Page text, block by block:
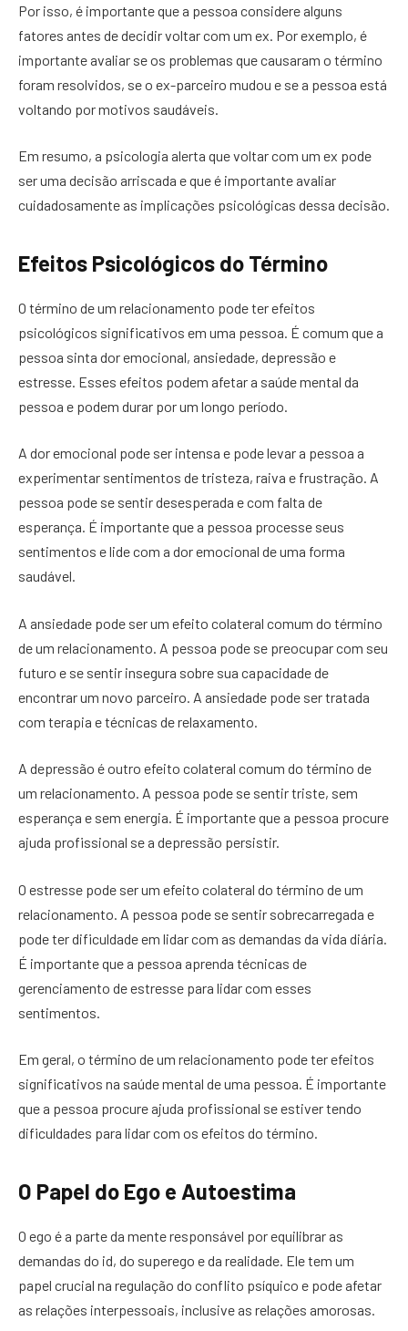
Por isso, é importante que a pessoa considere alguns
fatores antes de decidir voltar com um ex. Por exemplo, é
importante avaliar se os problemas que causaram o término
foram resolvidos, se o ex-parceiro mudou e se a pessoa está
voltando por motivos saudáveis.
Em resumo, a psicologia alerta que voltar com um ex pode
ser uma decisão arriscada e que é importante avaliar
cuidadosamente as implicações psicológicas dessa decisão.
Efeitos Psicológicos do Término
O término de um relacionamento pode ter efeitos
psicológicos significativos em uma pessoa. É comum que a
pessoa sinta dor emocional, ansiedade, depressão e
estresse. Esses efeitos podem afetar a saúde mental da
pessoa e podem durar por um longo período.
A dor emocional pode ser intensa e pode levar a pessoa a
experimentar sentimentos de tristeza, raiva e frustração. A
pessoa pode se sentir desesperada e com falta de
esperança. É importante que a pessoa processe seus
sentimentos e lide com a dor emocional de uma forma
saudável.
A ansiedade pode ser um efeito colateral comum do término
de um relacionamento. A pessoa pode se preocupar com seu
futuro e se sentir insegura sobre sua capacidade de
encontrar um novo parceiro. A ansiedade pode ser tratada
com terapia e técnicas de relaxamento.
A depressão é outro efeito colateral comum do término de
um relacionamento. A pessoa pode se sentir triste, sem
esperança e sem energia. É importante que a pessoa procure
ajuda profissional se a depressão persistir.
O estresse pode ser um efeito colateral do término de um
relacionamento. A pessoa pode se sentir sobrecarregada e
pode ter dificuldade em lidar com as demandas da vida diária.
É importante que a pessoa aprenda técnicas de
gerenciamento de estresse para lidar com esses
sentimentos.
Em geral, o término de um relacionamento pode ter efeitos
significativos na saúde mental de uma pessoa. É importante
que a pessoa procure ajuda profissional se estiver tendo
dificuldades para lidar com os efeitos do término.
O Papel do Ego e Autoestima
O ego é a parte da mente responsável por equilibrar as
demandas do id, do superego e da realidade. Ele tem um
papel crucial na regulação do conflito psíquico e pode afetar
as relações interpessoais, inclusive as relações amorosas.